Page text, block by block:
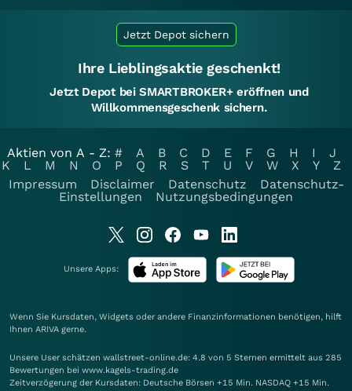
Jetzt Depot sichern
Ihre Lieblingsaktie geschenkt!
Jetzt Depot bei SMARTBROKER+ eröffnen und
Willkommensgeschenk sichern.
Aktien von A - Z: # A B C D E F G H I
J
K
L M N O P Q R S T U V W X Y
Z
Impressum
Disclaimer Datenschutz
Datenschutz-
Einstellungen
Nutzungsbedingungen
Unsere Apps:
Wenn Sie Kursdaten, Widgets oder andere Finanzinformationen benötigen, hilft
Ihnen ARIVA gerne.
Unsere User schätzen wallstreet-online.de: 4.8 von 5 Sternen ermittelt aus 285
Bewertungen bei www.kagels-trading.de
Zeitverzögerung der Kursdaten: Deutsche Börsen +15 Min. NASDAQ +15 Min.